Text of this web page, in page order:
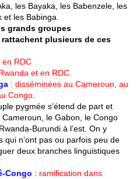
les Bayaka, les Babenzele, les
les Babinga.
grands groupes
plusieurs de ces
en RDC
et en RDC
: disséminées au Cameroun, au
Congo.
pygmée s’étend de part et
Cameroun, le Gabon, le Congo
Burundi à l’est. On y
n’ont pas ou parfois peu de
deux branches linguistiques
Congo : ramification dans